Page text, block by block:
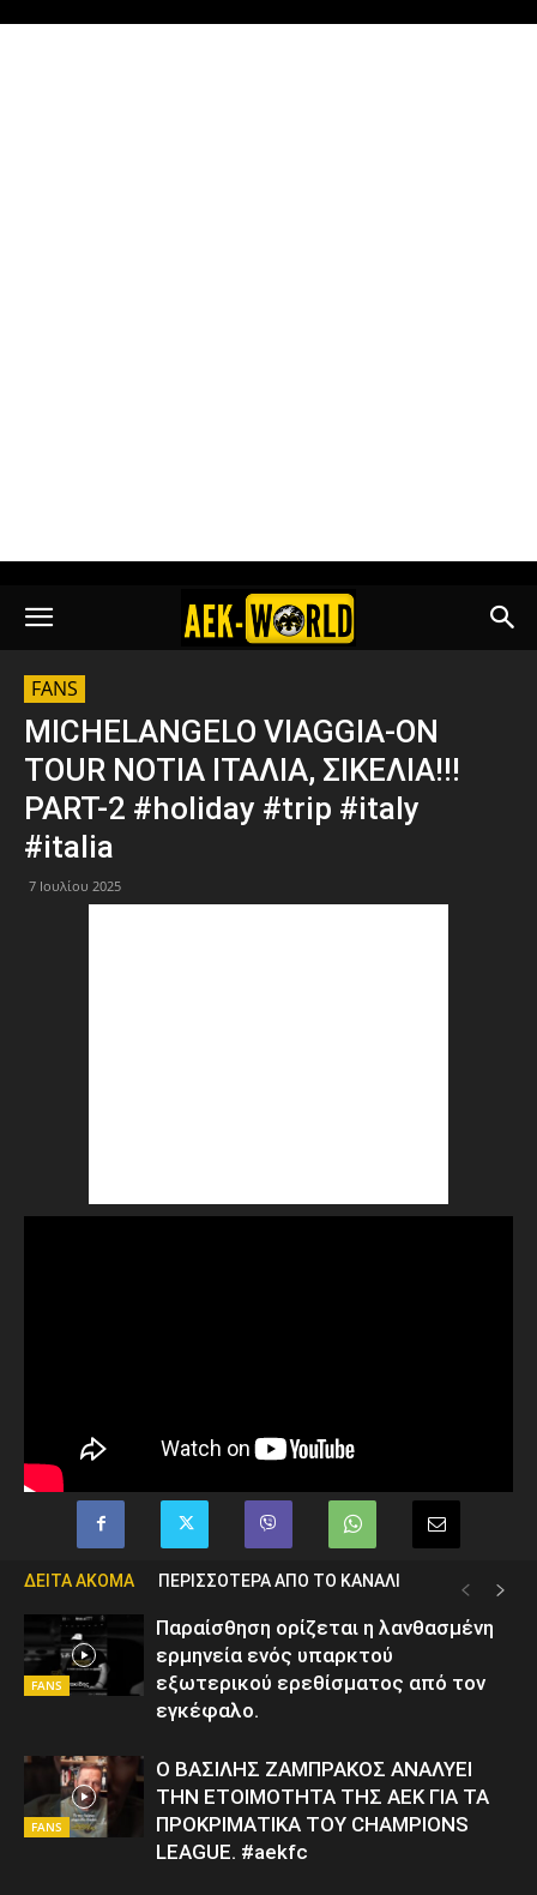
FANS
MICHELANGELO VIAGGIA-ON
TOUR ΝΟΤΙΑ ΙΤΑΛΙΑ, ΣΙΚΕΛΙΑ!!!
PART-2 #holiday #trip #italy
#italia
7 Ιουλίου 2025
ΔΕΙΤΑ ΑΚΟΜΑ ΠΕΡΙΣΣΟΤΕΡΑ ΑΠΟ ΤΟ ΚΑΝΑΛΙ
FANS
Παραίσθηση ορίζεται η λανθασμένη
ερμηνεία ενός υπαρκτού
εξωτερικού ερεθίσματος από τον
εγκέφαλο.
FANS
Ο ΒΑΣΙΛΗΣ ΖΑΜΠΡΑΚΟΣ ΑΝΑΛΥΕΙ
ΤΗΝ ΕΤΟΙΜΟΤΗΤΑ ΤΗΣ ΑΕΚ ΓΙΑ ΤΑ
ΠΡΟΚΡΙΜΑΤΙΚΑ ΤΟΥ CHAMPIONS
LEAGUE. #aekfc